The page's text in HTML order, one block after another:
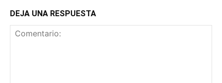
DEJA UNA RESPUESTA